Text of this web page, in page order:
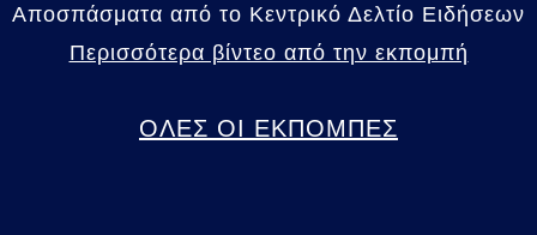
Αποσπάσματα από το Κεντρικό Δελτίο Ειδήσεων
Περισσότερα βίντεο από την εκπομπή
ΟΛΕΣ ΟΙ ΕΚΠΟΜΠΕΣ